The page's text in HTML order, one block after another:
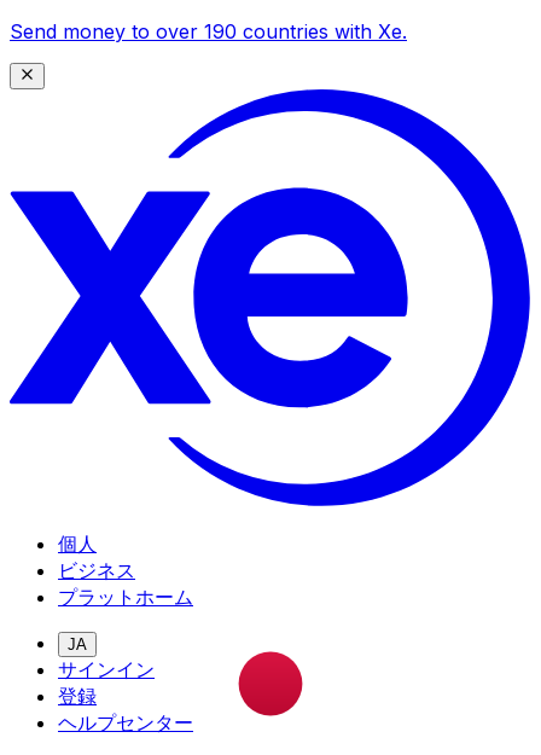
Send money to over 190 countries with Xe.
個人
ビジネス
プラットホーム
JA
サインイン
登録
ヘルプセンター